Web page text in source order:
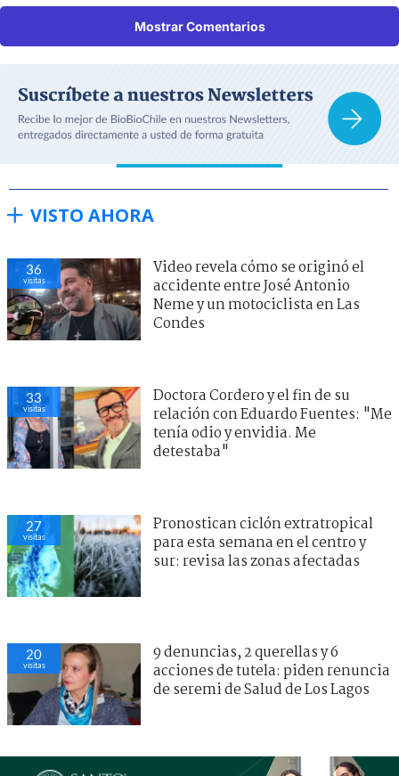
Mostrar Comentarios
VISTO AHORA
36
visitas
Video revela cómo se originó el
accidente entre José Antonio
Neme y un motociclista en Las
Condes
33
visitas
Doctora Cordero y el fin de su
relación con Eduardo Fuentes: "Me
tenía odio y envidia. Me
detestaba"
27
visitas
Pronostican ciclón extratropical
para esta semana en el centro y
sur: revisa las zonas afectadas
20
visitas
9 denuncias, 2 querellas y 6
acciones de tutela: piden renuncia
de seremi de Salud de Los Lagos